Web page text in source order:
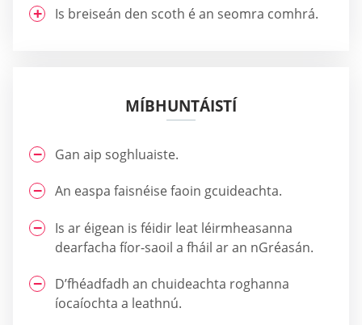
Is breiseán den scoth é an seomra comhrá.
MÍBHUNTÁISTÍ
Gan aip soghluaiste.
An easpa faisnéise faoin gcuideachta.
Is ar éigean is féidir leat léirmheasanna
dearfacha fíor-saoil a fháil ar an nGréasán.
D’fhéadfadh an chuideachta roghanna
íocaíochta a leathnú.